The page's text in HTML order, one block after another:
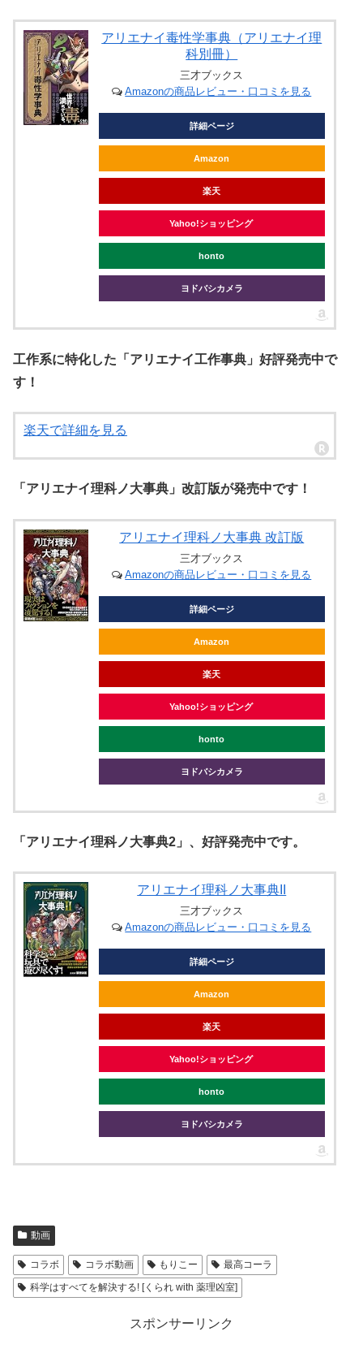
アリエナイ毒性学事典（アリエナイ理
科別冊）
三才ブックス
Amazonの商品レビュー・口コミを見る
詳細ページ
Amazon
楽天
Yahoo!ショッピング
honto
ヨドバシカメラ
工作系に特化した「アリエナイ工作事典」好評発売中で
す！
楽天で詳細を見る
「アリエナイ理科ノ大事典」改訂版が発売中です！
アリエナイ理科ノ大事典 改訂版
三才ブックス
Amazonの商品レビュー・口コミを見る
詳細ページ
Amazon
楽天
Yahoo!ショッピング
honto
ヨドバシカメラ
「アリエナイ理科ノ大事典2」、好評発売中です。
アリエナイ理科ノ大事典II
三才ブックス
Amazonの商品レビュー・口コミを見る
詳細ページ
Amazon
楽天
Yahoo!ショッピング
honto
ヨドバシカメラ
動画
コラボ コラボ動画 もりこー
最高コーラ
科学はすべてを解決する! [くられ with 薬理凶室]
スポンサーリンク